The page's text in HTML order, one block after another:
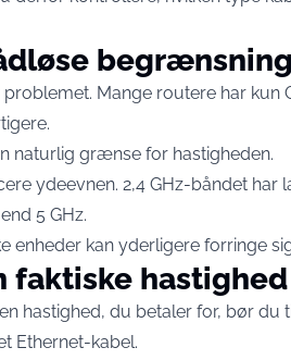
Mange routere har kun
naturlig grænse for hastigheden.
ydeevnen. 2,4 GHz-båndet har
5 GHz.
enheder kan yderligere forringe
faktiske hastighed
hastighed, du betaler for, bør du
Ethernet-kabel.